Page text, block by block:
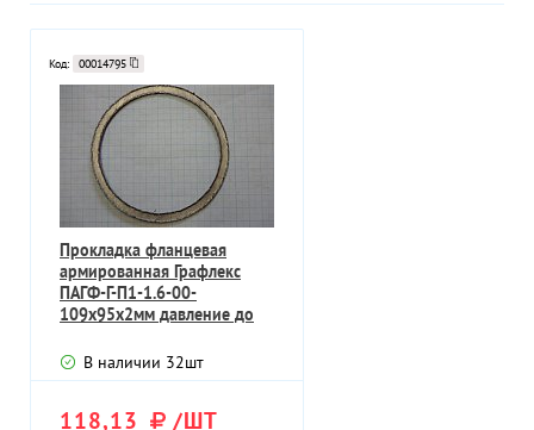
Код: 00014795
Прокладка фланцевая
армированная Графлекс
ПАГФ-Г-П1-1.6-00-
109х95х2мм давление до
В наличии 32шт
118,13 /ШТ